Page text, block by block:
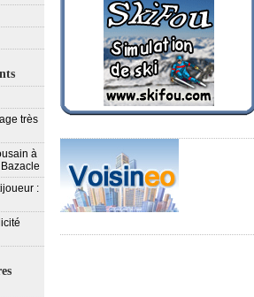
très
à
Bazacle
: